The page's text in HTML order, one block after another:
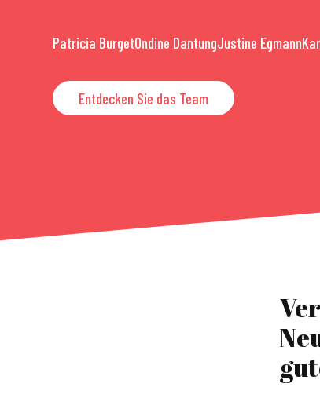
Patricia BurgetOndine DantungJustine Egmann
Entdecken Sie das Team